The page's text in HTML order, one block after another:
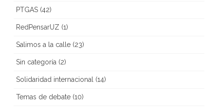
PTGAS (42)
RedPensarUZ (1)
Salimos a la calle (23)
Sin categoría (2)
Solidaridad internacional (14)
Temas de debate (10)